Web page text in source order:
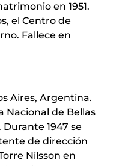
en 1951.
el Centro de
Fallece en
Aires, Argentina.
Nacional de Bellas
1947 se
de dirección
Nilsson en